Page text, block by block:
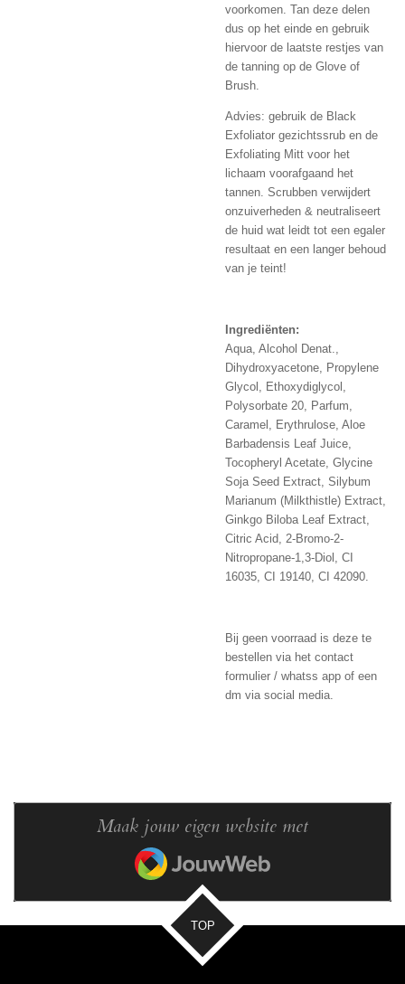
voorkomen. Tan deze delen
dus op het einde en gebruik
hiervoor de laatste restjes van
de tanning op de Glove of
Brush.
Advies: gebruik de Black
Exfoliator gezichtssrub en de
Exfoliating Mitt voor het
lichaam voorafgaand het
tannen. Scrubben verwijdert
onzuiverheden & neutraliseert
de huid wat leidt tot een egaler
resultaat en een langer behoud
van je teint!
Ingrediënten:
Aqua, Alcohol Denat.,
Dihydroxyacetone, Propylene
Glycol, Ethoxydiglycol,
Polysorbate 20, Parfum,
Caramel, Erythrulose, Aloe
Barbadensis Leaf Juice,
Tocopheryl Acetate, Glycine
Soja Seed Extract, Silybum
Marianum (Milkthistle) Extract,
Ginkgo Biloba Leaf Extract,
Citric Acid, 2-Bromo-2-
Nitropropane-1,3-Diol, CI
16035, CI 19140, CI 42090.
Bij geen voorraad is deze te
bestellen via het contact
formulier / whatss app of een
dm via social media.
Maak jouw eigen website met
JouwWeb
TOP